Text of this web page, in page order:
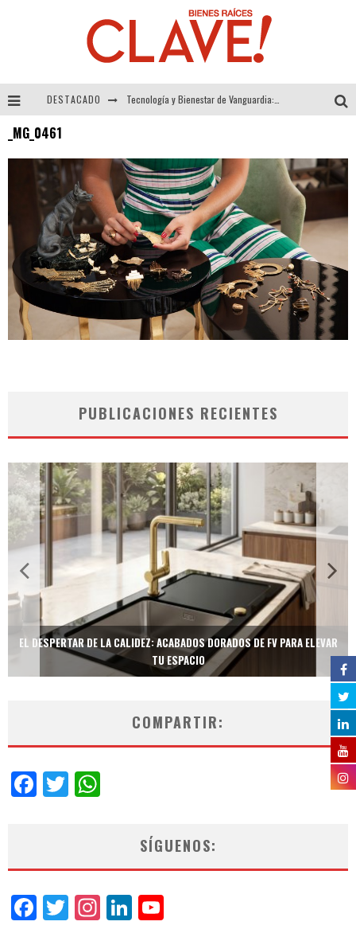
DESTACADO
Alexandra Bedoya – La Constancia detrás de La Paletería
_MG_0461
PUBLICACIONES RECIENTES
EL DESPERTAR DE LA CALIDEZ: ACABADOS DORADOS DE FV PARA ELEVAR
TU ESPACIO
COMPARTIR:
Facebook
Twitter
SÍGUENOS:
Facebook
Twitter
Instagram
LinkedIn